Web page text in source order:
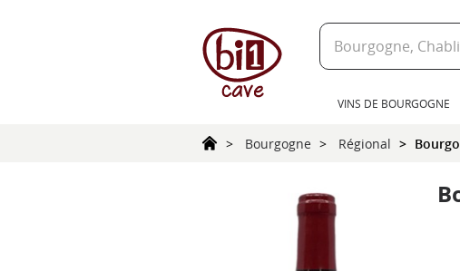
VINS DE BOURGOGNE
Bourgogne Régional